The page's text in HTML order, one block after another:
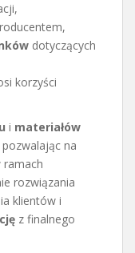
dotyczących
korzyści
i materiałów
na
ramach
rozwiązania
klientów i
z finalnego